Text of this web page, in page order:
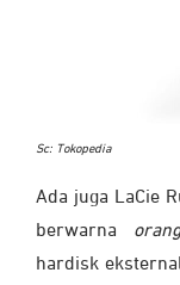
Sc: Tokopedia
Ada juga LaCie
berwarna
hardisk